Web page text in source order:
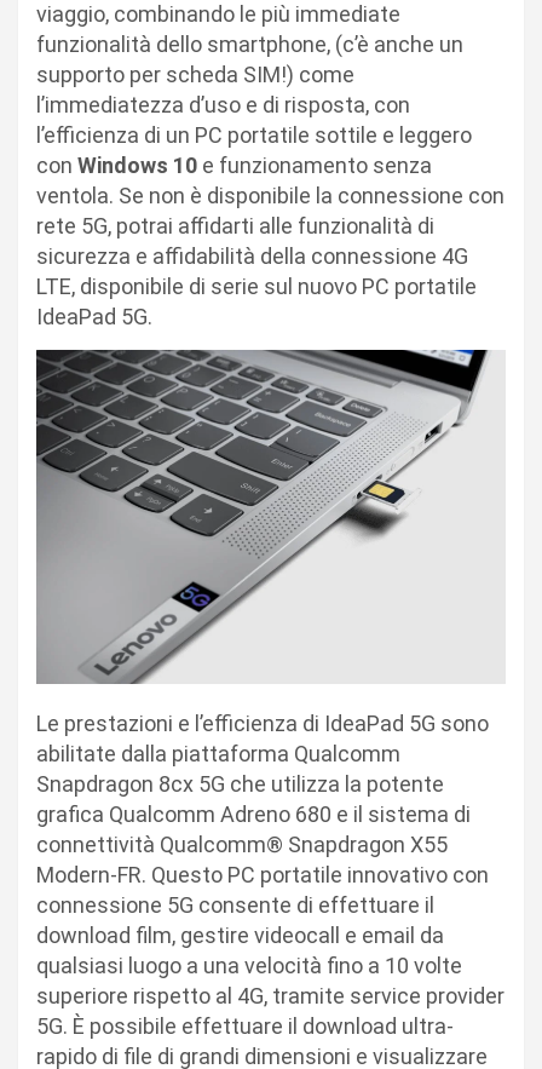
viaggio, combinando le più immediate
funzionalità dello smartphone, (c’è anche un
supporto per scheda SIM!) come
l’immediatezza d’uso e di risposta, con
l’efficienza di un PC portatile sottile e leggero
con Windows 10 e funzionamento senza
ventola. Se non è disponibile la connessione con
rete 5G, potrai affidarti alle funzionalità di
sicurezza e affidabilità della connessione 4G
LTE, disponibile di serie sul nuovo PC portatile
IdeaPad 5G.
Le prestazioni e l’efficienza di IdeaPad 5G sono
abilitate dalla piattaforma Qualcomm
Snapdragon 8cx 5G che utilizza la potente
grafica Qualcomm Adreno 680 e il sistema di
connettività Qualcomm® Snapdragon X55
Modern-FR. Questo PC portatile innovativo con
connessione 5G consente di effettuare il
download film, gestire videocall e email da
qualsiasi luogo a una velocità fino a 10 volte
superiore rispetto al 4G, tramite service provider
5G. È possibile effettuare il download ultra-
rapido di file di grandi dimensioni e visualizzare